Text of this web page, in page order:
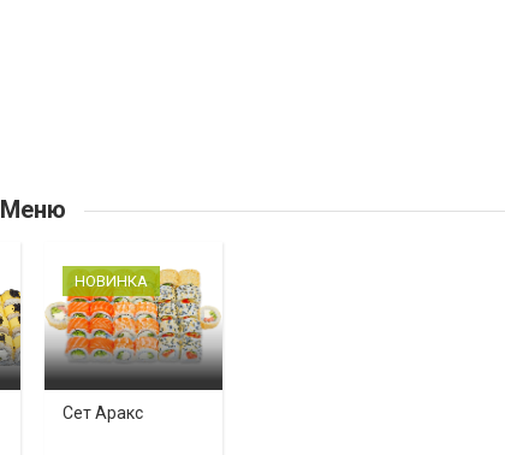
Меню
НОВИНКА
Сет Аракс